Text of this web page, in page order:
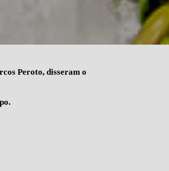
Peroto, disseram o